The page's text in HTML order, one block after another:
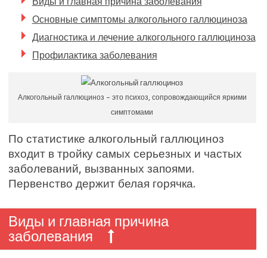
Основные симптомы алкогольного галлюциноза
Диагностика и лечение алкогольного галлюциноза
Профилактика заболевания
Алкогольный галлюциноз – это психоз, сопровождающийся яркими
симптомами
По статистике алкогольный галлюциноз
входит в тройку самых серьезных и частых
заболеваний, вызванных запоями.
Первенство держит белая горячка.
Виды и главная причина
заболевания